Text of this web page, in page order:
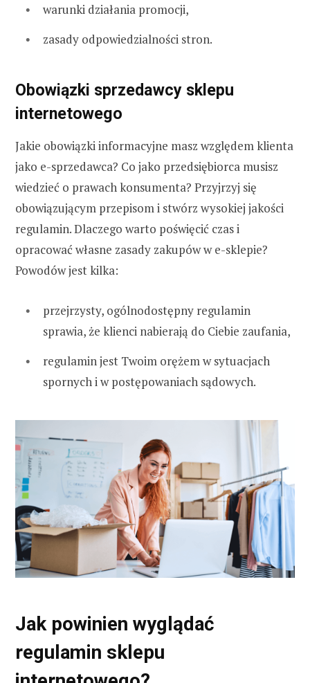
warunki działania promocji,
zasady odpowiedzialności stron.
Obowiązki sprzedawcy sklepu
internetowego
Jakie obowiązki informacyjne masz względem klienta
jako e-sprzedawca? Co jako przedsiębiorca musisz
wiedzieć o prawach konsumenta? Przyjrzyj się
obowiązującym przepisom i stwórz wysokiej jakości
regulamin. Dlaczego warto poświęcić czas i
opracować własne zasady zakupów w e-sklepie?
Powodów jest kilka:
przejrzysty, ogólnodostępny regulamin
sprawia, że klienci nabierają do Ciebie zaufania,
regulamin jest Twoim orężem w sytuacjach
spornych i w postępowaniach sądowych.
Jak powinien wyglądać
regulamin sklepu